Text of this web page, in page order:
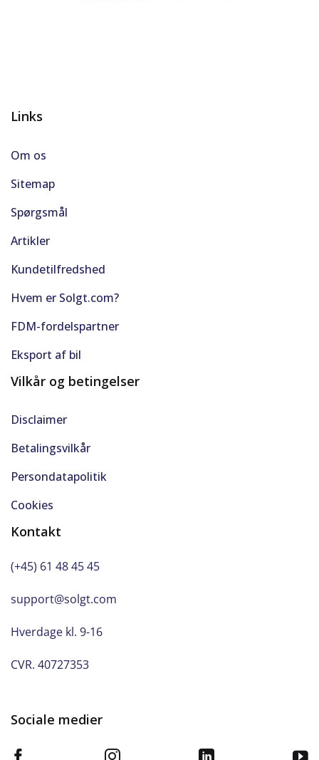
LED kørelys
LED LYS I VARERUM
Lyssensor
Midterarmlæn
Navigation
Nøglefri døre
Nøglefri start
Parkeringssensor bag
Passager-airbag
Regnsensor
RING FOR PRØVETUR
Links
Om os
Sitemap
Spørgsmål
Artikler
Kundetilfredshed
Hvem er Solgt.com?
FDM-fordelspartner
Eksport af bil
Vilkår og betingelser
Disclaimer
Betalingsvilkår
Persondatapolitik
Cookies
Kontakt
(+45) 61 48 45 45
support@solgt.com
Hverdage kl. 9-16
CVR. 40727353
Sociale medier